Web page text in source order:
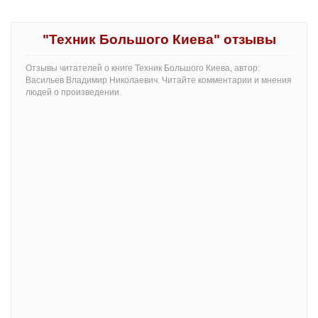
"Техник Большого Киева" отзывы
Отзывы читателей о книге Техник Большого Киева, автор:
Васильев Владимир Николаевич. Читайте комментарии и мнения
людей о произведении.